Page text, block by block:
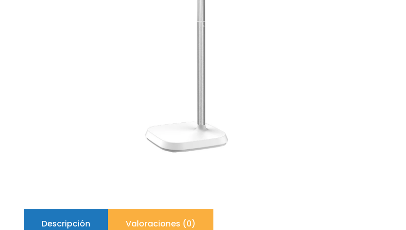
Descripción Valoraciones (0)